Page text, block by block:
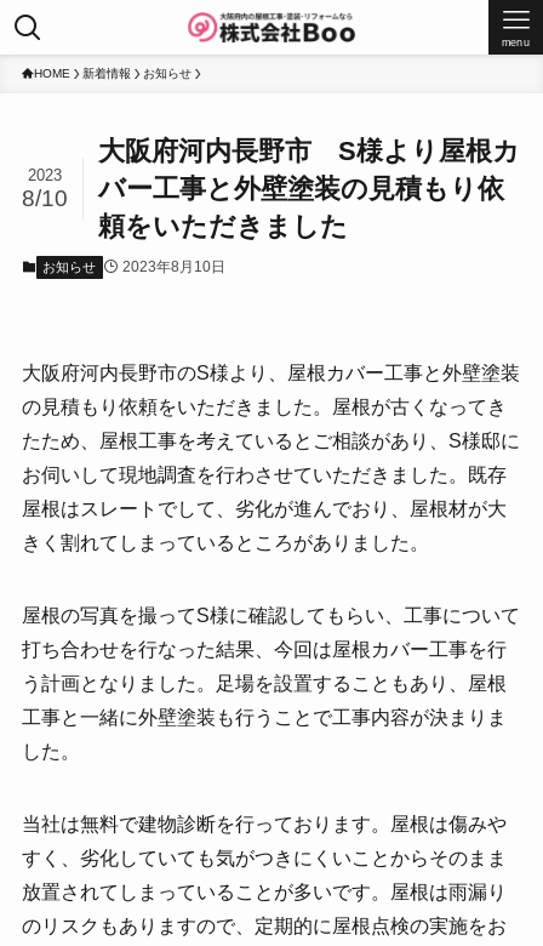
menu
HOME 新着情報 お知らせ
大阪府河内長野市 S様より屋根カ
バー工事と外壁塗装の見積もり依
頼をいただきました
2023
8/10
お知らせ 2023年8月10日
大阪府河内長野市のS様より、屋根カバー工事と外壁塗装
の見積もり依頼をいただきました。屋根が古くなってき
たため、屋根工事を考えているとご相談があり、S様邸に
お伺いして現地調査を行わさせていただきました。既存
屋根はスレートでして、劣化が進んでおり、屋根材が大
きく割れてしまっているところがありました。
屋根の写真を撮ってS様に確認してもらい、工事について
打ち合わせを行なった結果、今回は屋根カバー工事を行
う計画となりました。足場を設置することもあり、屋根
工事と一緒に外壁塗装も行うことで工事内容が決まりま
した。
当社は無料で建物診断を行っております。屋根は傷みや
すく、劣化していても気がつきにくいことからそのまま
放置されてしまっていることが多いです。屋根は雨漏り
のリスクもありますので、定期的に屋根点検の実施をお